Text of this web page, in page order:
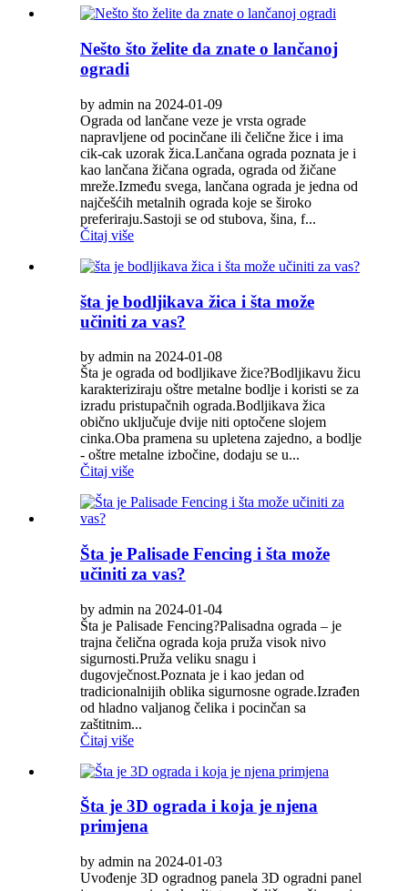
Nešto što želite da znate o lančanoj
ogradi
by admin na 2024-01-09
Ograda od lančane veze je vrsta ograde
napravljene od pocinčane ili čelične žice i ima
cik-cak uzorak žica.Lančana ograda poznata je i
kao lančana žičana ograda, ograda od žičane
mreže.Između svega, lančana ograda je jedna od
najčešćih metalnih ograda koje se široko
preferiraju.Sastoji se od stubova, šina, f...
Čitaj više
šta je bodljikava žica i šta može
učiniti za vas?
by admin na 2024-01-08
Šta je ograda od bodljikave žice?Bodljikavu žicu
karakteriziraju oštre metalne bodlje i koristi se za
izradu pristupačnih ograda.Bodljikava žica
obično uključuje dvije niti optočene slojem
cinka.Oba pramena su upletena zajedno, a bodlje
- oštre metalne izbočine, dodaju se u...
Čitaj više
Šta je Palisade Fencing i šta može
učiniti za vas?
by admin na 2024-01-04
Šta je Palisade Fencing?Palisadna ograda – je
trajna čelična ograda koja pruža visok nivo
sigurnosti.Pruža veliku snagu i
dugovječnost.Poznata je i kao jedan od
tradicionalnijih oblika sigurnosne ograde.Izrađen
od hladno valjanog čelika i pocinčan sa
zaštitnim...
Čitaj više
Šta je 3D ograda i koja je njena
primjena
by admin na 2024-01-03
Uvođenje 3D ogradnog panela 3D ogradni panel